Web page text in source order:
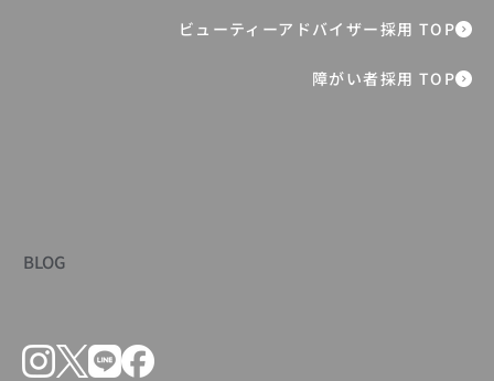
人の挑戦と想い
BLOG
障がい者採用 TOP